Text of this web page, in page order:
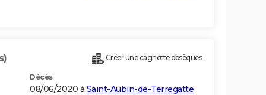
Créer une cagnotte obsèques
Décès
08/06/2020 à Saint-Aubin-de-Terregatte